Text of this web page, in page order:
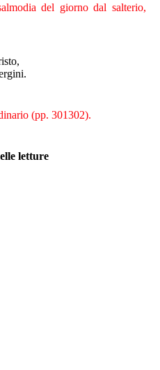
del giorno dal salterio,
(pp. 301302).
letture